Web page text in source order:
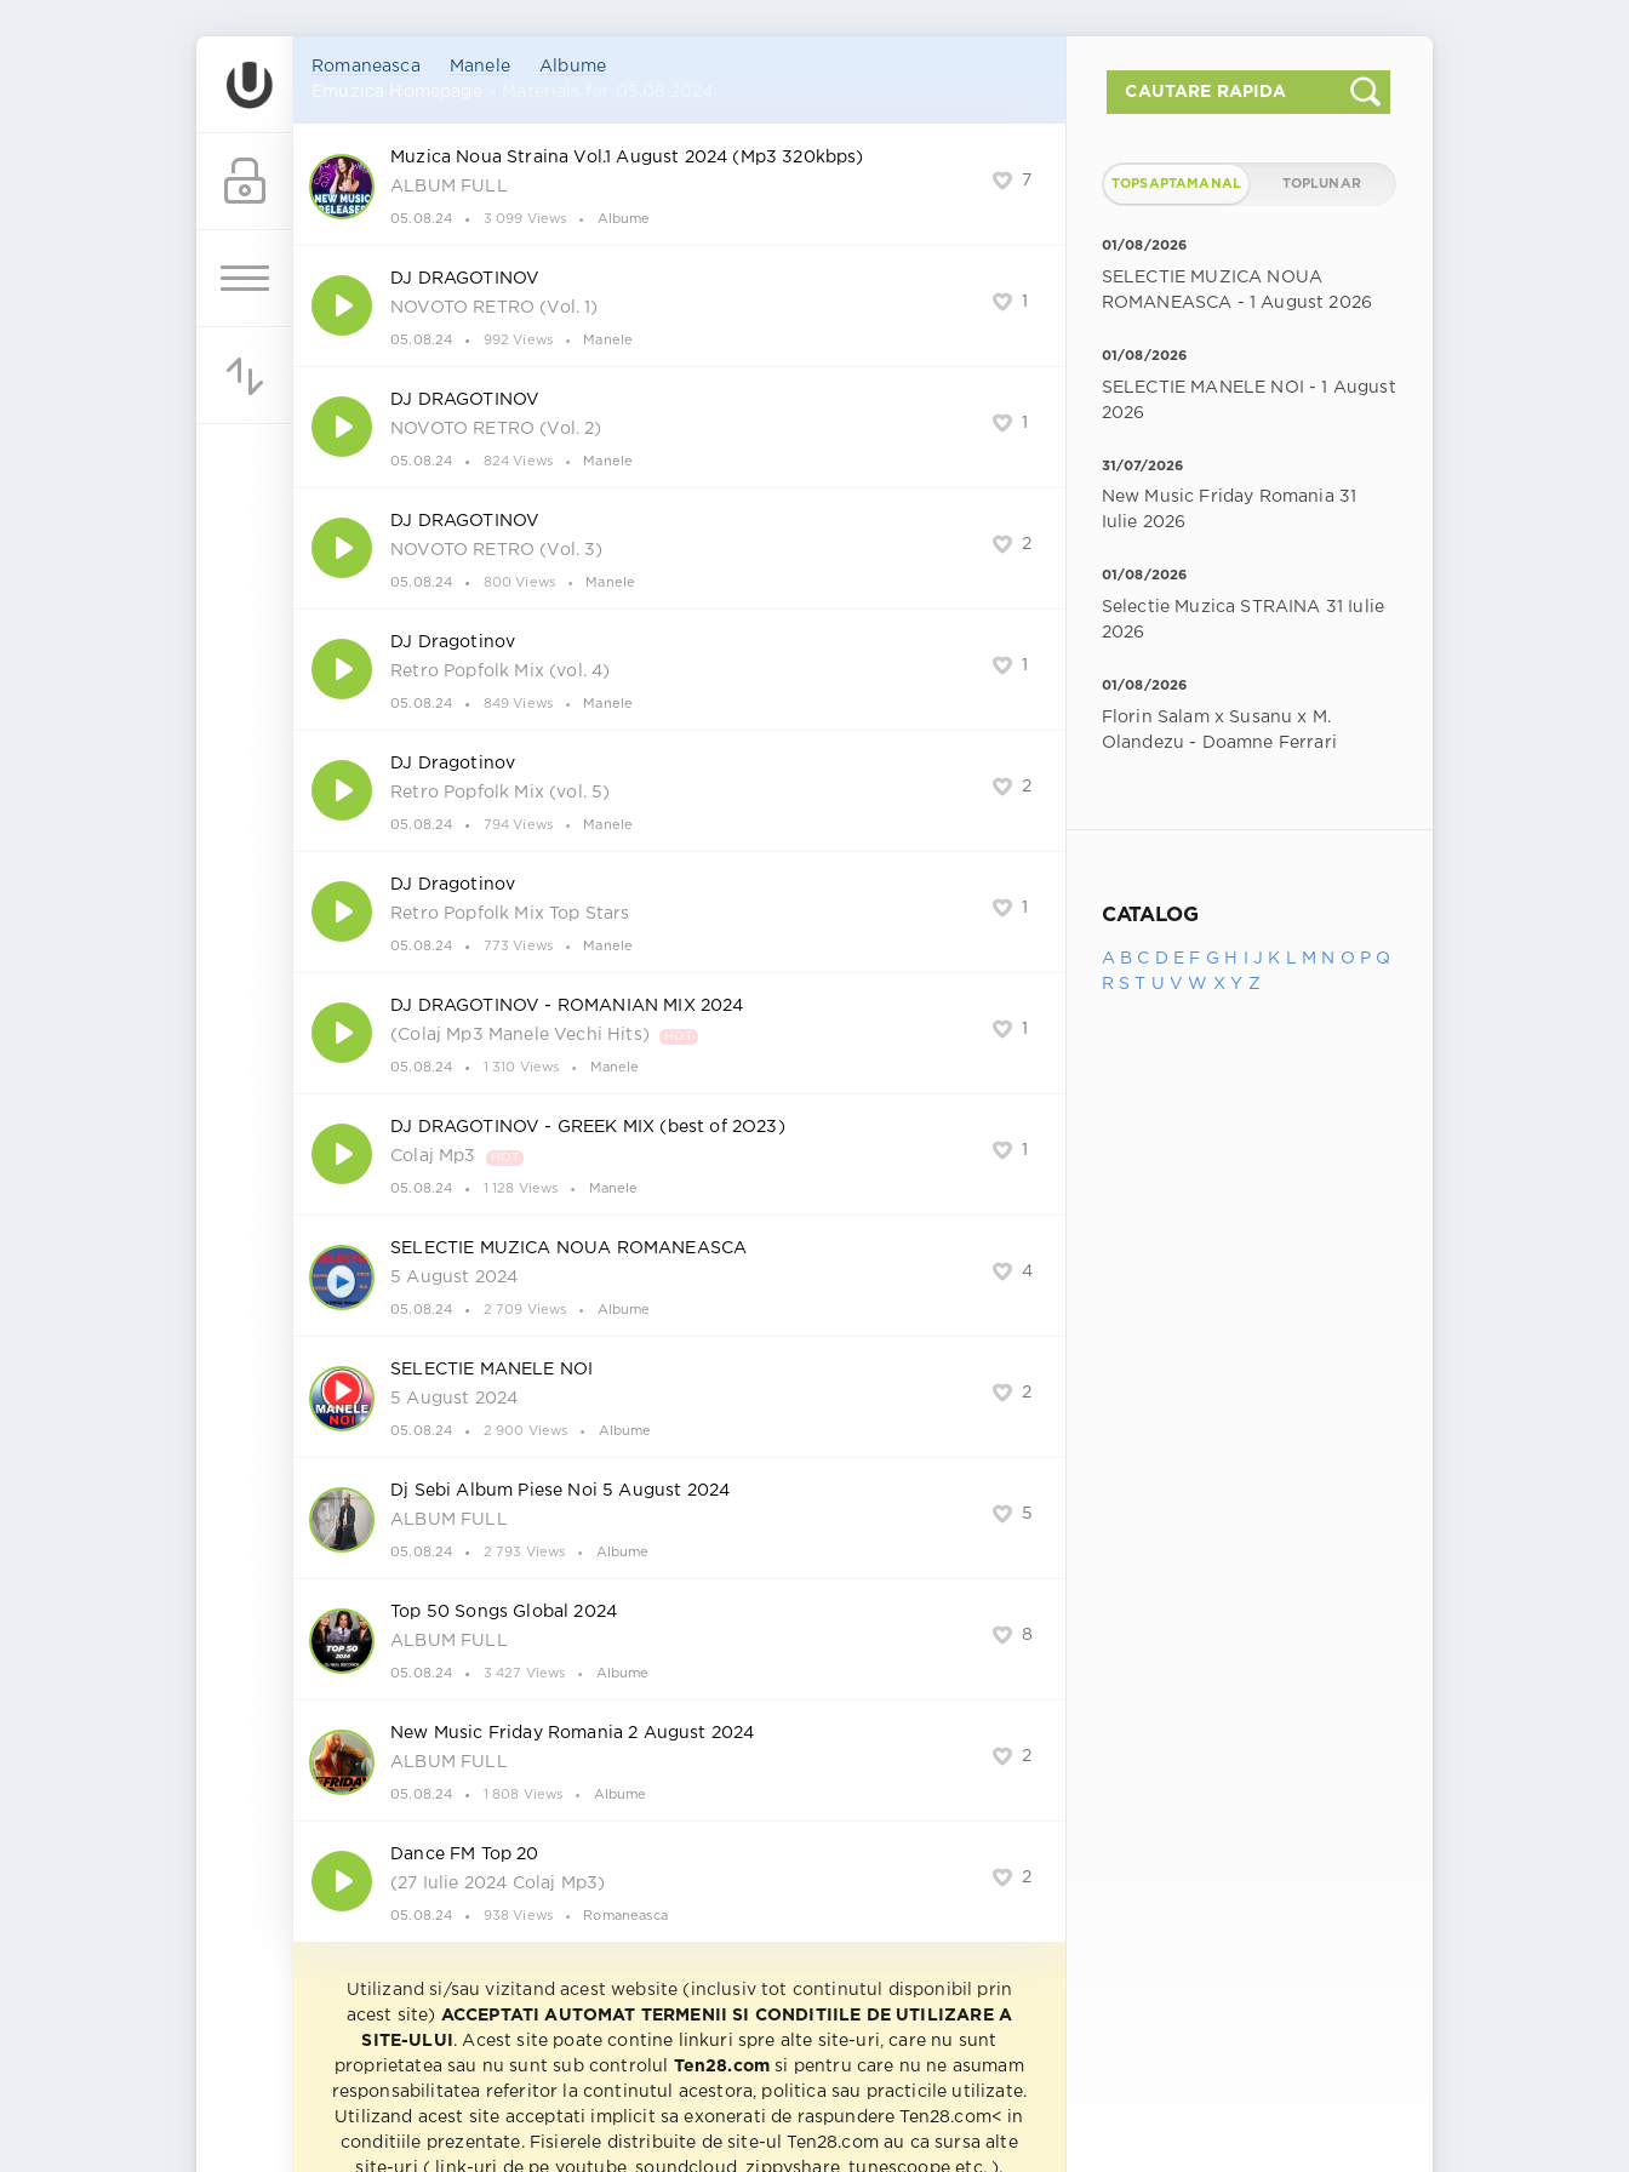
Romaneasca Manele
Albume
Emuzica Homepage
7
Muzica Noua Straina Vol.1 August 2024 (Mp3 320kbps)
ALBUM FULL
05.08.24 3 099 Views Albume
1
DJ DRAGOTINOV
NOVOTO RETRO (Vol. 1)
05.08.24 992 Views Manele
1
DJ DRAGOTINOV
NOVOTO RETRO (Vol. 2)
05.08.24 824 Views Manele
2
DJ DRAGOTINOV
NOVOTO RETRO (Vol. 3)
05.08.24 800 Views Manele
1
DJ Dragotinov
Retro Popfolk Mix (vol. 4)
05.08.24 849 Views Manele
2
DJ Dragotinov
Retro Popfolk Mix (vol. 5)
05.08.24 794 Views Manele
1
DJ Dragotinov
Retro Popfolk Mix Top Stars
05.08.24 773 Views Manele
1
DJ DRAGOTINOV - ROMANIAN MIX 2024
(Colaj Mp3 Manele Vechi Hits)
HOT
05.08.24 1 310 Views Manele
1
DJ DRAGOTINOV - GREEK MIX (best of 2O23)
Colaj Mp3
HOT
05.08.24 1 128 Views Manele
4
SELECTIE MUZICA NOUA ROMANEASCA
5 August 2024
05.08.24 2 709 Views Albume
2
SELECTIE MANELE NOI
5 August 2024
05.08.24 2 900 Views Albume
5
Dj Sebi Album Piese Noi 5 August 2024
ALBUM FULL
05.08.24 2 793 Views Albume
8
Top 50 Songs Global 2024
ALBUM FULL
05.08.24 3 427 Views Albume
2
New Music Friday Romania 2 August 2024
ALBUM FULL
05.08.24 1 808 Views Albume
2
Dance FM Top 20
(27 Iulie 2024 Colaj Mp3)
05.08.24 938 Views Romaneasca
Utilizand si/sau vizitand acest website (inclusiv tot continutul disponibil prin
acest site) ACCEPTATI AUTOMAT TERMENII SI CONDITIILE DE UTILIZARE A
SITE-ULUI . Acest site poate contine linkuri spre alte site-uri, care nu sunt
proprietatea sau nu sunt sub controlul Ten28.com si pentru care nu ne asumam
responsabilitatea referitor la continutul acestora, politica sau practicile utilizate.
Utilizand acest site acceptati implicit sa exonerati de raspundere Ten28.com< in
conditiile prezentate. Fisierele distribuite de site-ul Ten28.com au ca sursa alte
site-uri ( link-uri de pe youtube, soundcloud, zippyshare, tunescoope etc. ).
TOPSAPTAMANAL TOPLUNAR
01/08/2026
SELECTIE MUZICA NOUA
ROMANEASCA - 1 August 2026
01/08/2026
SELECTIE MANELE NOI - 1 August
2026
31/07/2026
New Music Friday Romania 31
Iulie 2026
01/08/2026
Selectie Muzica STRAINA 31 Iulie
2026
01/08/2026
Florin Salam x Susanu x M.
Olandezu - Doamne Ferrari
CATALOG
A B C D E F G H J K M N O P Q
R S U V W X Y Z